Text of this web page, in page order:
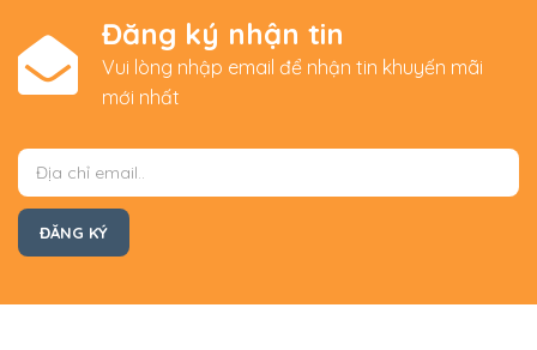
Đăng ký nhận tin
Vui lòng nhập email để nhận tin khuyến mãi
mới nhất